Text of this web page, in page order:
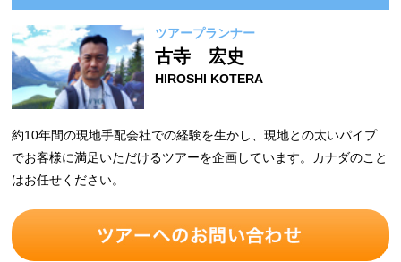
ツアープランナー
古寺 宏史
HIROSHI KOTERA
約10年間の現地手配会社での経験を生かし、現地との太いパイプ
でお客様に満足いただけるツアーを企画しています。カナダのこと
はお任せください。